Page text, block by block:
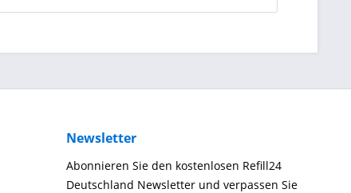
Newsletter
Abonnieren Sie den kostenlosen Refill24
Deutschland Newsletter und verpassen Sie